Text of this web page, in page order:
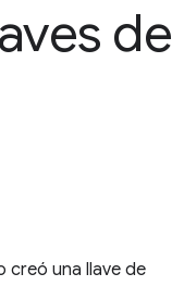
de
creó una llave de